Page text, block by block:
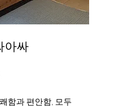
아싸
함과 편안함, 모두